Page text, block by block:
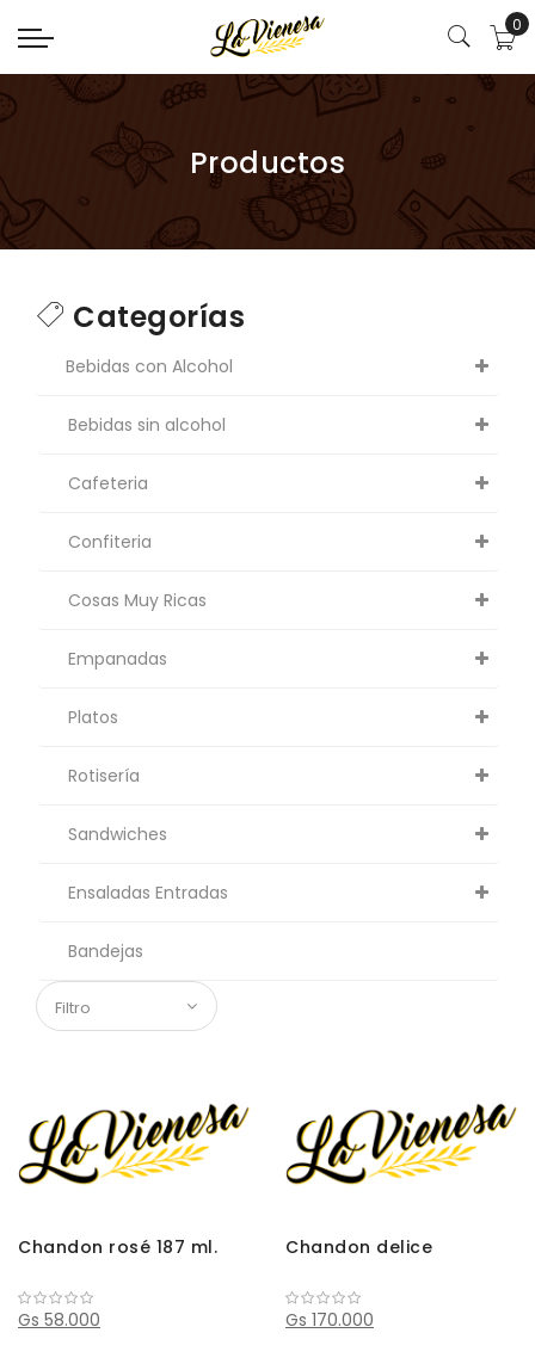
0
Productos
Categorías
Bebidas con Alcohol
Bebidas sin alcohol
Cafeteria
Confiteria
Cosas Muy Ricas
Empanadas
Platos
Rotisería
Sandwiches
Ensaladas Entradas
Bandejas
Chandon rosé 187 ml.
Gs 58.000
Chandon delice
Gs 170.000